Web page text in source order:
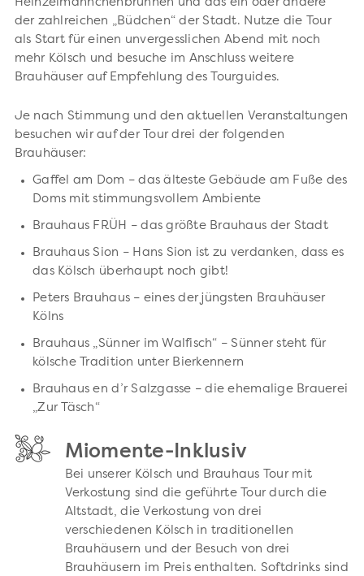
Heinzelmännchenbrunnen und das ein oder andere
der zahlreichen „Büdchen“ der Stadt. Nutze die Tour
als Start für einen unvergesslichen Abend mit noch
mehr Kölsch und besuche im Anschluss weitere
Brauhäuser auf Empfehlung des Tourguides.
Je nach Stimmung und den aktuellen Veranstaltungen
besuchen wir auf der Tour drei der folgenden
Brauhäuser:
Gaffel am Dom – das älteste Gebäude am Fuße des
Doms mit stimmungsvollem Ambiente
Brauhaus FRÜH – das größte Brauhaus der Stadt
Brauhaus Sion – Hans Sion ist zu verdanken, dass es
das Kölsch überhaupt noch gibt!
Peters Brauhaus – eines der jüngsten Brauhäuser
Kölns
Brauhaus „Sünner im Walfisch“ – Sünner steht für
kölsche Tradition unter Bierkennern
Brauhaus en d’r Salzgasse – die ehemalige Brauerei
„Zur Täsch“
Miomente-Inklusiv
Bei unserer Kölsch und Brauhaus Tour mit
Verkostung sind die geführte Tour durch die
Altstadt, die Verkostung von drei
verschiedenen Kölsch in traditionellen
Brauhäusern und der Besuch von drei
Brauhäusern im Preis enthalten. Softdrinks sind